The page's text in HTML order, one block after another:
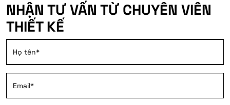
NHẬN TƯ VẤN TỪ CHUYÊN VIÊN
THIẾT KẾ